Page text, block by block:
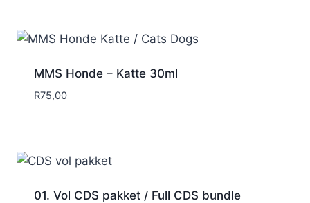
MMS Honde – Katte 30ml
R75,00
01. Vol CDS pakket / Full CDS bundle